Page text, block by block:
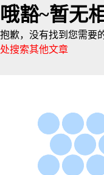
哦豁~暂无
抱歉，没有找到您需要
处搜索其他文章